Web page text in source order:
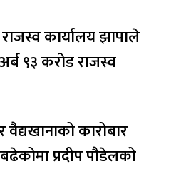
कार्यालय झापाले
९३ करोड राजस्व
वैद्यखानाको कारोबार
प्रदीप पौडेलको